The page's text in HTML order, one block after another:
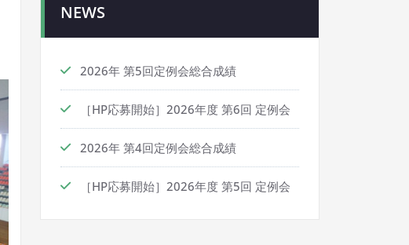
NEWS
2026年 第5回定例会総合成績
［HP応募開始］2026年度 第6回 定例会
2026年 第4回定例会総合成績
［HP応募開始］2026年度 第5回 定例会